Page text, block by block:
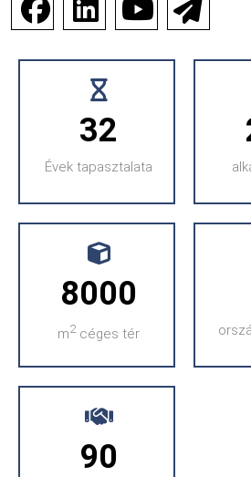
32
Évek tapasztalata
8000
m2céges tér
90